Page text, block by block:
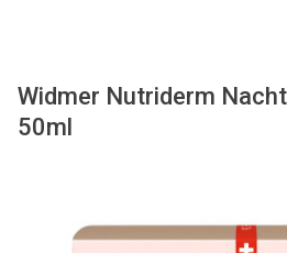
Widmer Nutriderm
50ml